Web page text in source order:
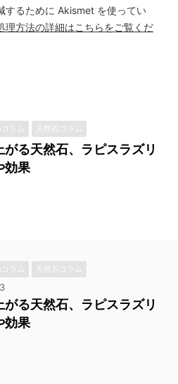
するために Akismet を使ってい
理方法の詳細はこちらをご覧くだ
ラム 天然石コラム
がる天然石、ラピスラズリ
効果
ラム 天然石コラム
がる天然石、ラピスラズリ
効果